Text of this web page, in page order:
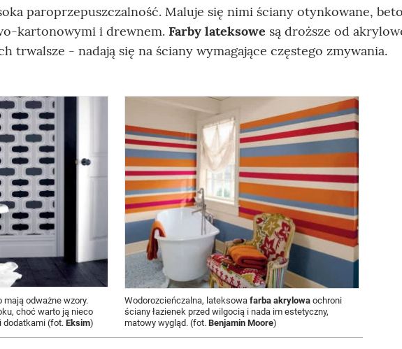
paroprzepuszczalność. Maluje się nimi ściany otynkowane,
kartonowymi i drewnem. Farby lateksowe są droższe od
trwalsze - nadają się na ściany wymagające częstego zmywania.
mają odważne wzory.
choć warto ją nieco
dodatkami (fot. Eksim)
Wodorozcieńczalna, lateksowa farba akrylowa ochroni
ściany łazienek przed wilgocią i nada im estetyczny,
matowy wygląd. (fot. Benjamin Moore)